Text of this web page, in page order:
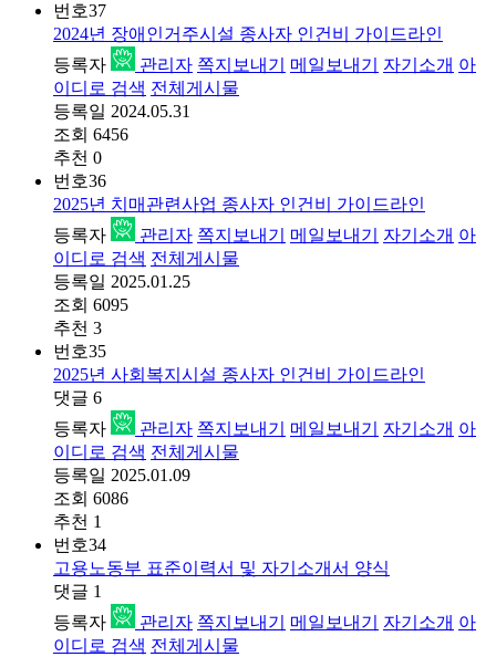
번호37
2024년 장애인거주시설 종사자 인건비 가이드라인
등록자
관리자 쪽지보내기 메일보내기 자기소개 아
이디로 검색 전체게시물
등록일 2024.05.31
조회 6456
추천 0
번호36
2025년 치매관련사업 종사자 인건비 가이드라인
등록자
관리자 쪽지보내기 메일보내기 자기소개 아
이디로 검색 전체게시물
등록일 2025.01.25
조회 6095
추천 3
번호35
2025년 사회복지시설 종사자 인건비 가이드라인
댓글 6
등록자
관리자 쪽지보내기 메일보내기 자기소개 아
이디로 검색 전체게시물
등록일 2025.01.09
조회 6086
추천 1
번호34
고용노동부 표준이력서 및 자기소개서 양식
댓글 1
등록자
관리자 쪽지보내기 메일보내기 자기소개 아
이디로 검색 전체게시물